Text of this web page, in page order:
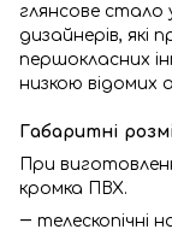
глянсове
дизайнерів, які
першокласних
низкою відомих
Габаритні
При
кромка ПВХ.
― телескопічні